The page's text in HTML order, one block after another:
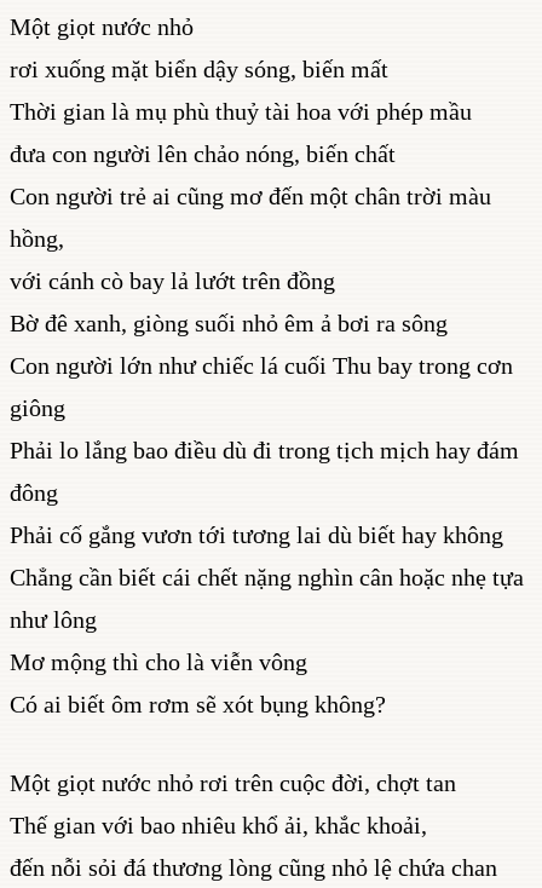
Một giọt nước nhỏ
rơi xuống mặt biển dậy sóng, biến mất
Thời gian là mụ phù thuỷ tài hoa với phép mầu
đưa con người lên chảo nóng, biến chất
Con người trẻ ai cũng mơ đến một chân trời màu
hồng,
với cánh cò bay lả lướt trên đồng
Bờ đê xanh, giòng suối nhỏ êm ả bơi ra sông
Con người lớn như chiếc lá cuối Thu bay trong cơn
giông
Phải lo lắng bao điều dù đi trong tịch mịch hay đám
đông
Phải cố gắng vươn tới tương lai dù biết hay không
Chẳng cần biết cái chết nặng nghìn cân hoặc nhẹ tựa
như lông
Mơ mộng thì cho là viễn vông
Có ai biết ôm rơm sẽ xót bụng không?
Một giọt nước nhỏ rơi trên cuộc đời, chợt tan
Thế gian với bao nhiêu khổ ải, khắc khoải,
đến nỗi sỏi đá thương lòng cũng nhỏ lệ chứa chan